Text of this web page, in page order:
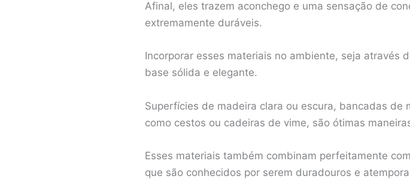
Afinal, eles trazem aconchego e uma sensação de
extremamente duráveis.
Incorporar esses materiais no ambiente, seja através
base sólida e elegante.
Superfícies de madeira clara ou escura, bancadas
como cestos ou cadeiras de vime, são ótimas
Esses materiais também combinam perfeitamente
que são conhecidos por serem duradouros e